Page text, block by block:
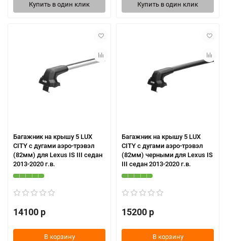
Купить в один клик Купить в один клик
Багажник на крышу 5 LUX
CITY с дугами аэро-трэвэл
(82мм) для Lexus IS III седан
2013-2020 г.в.
14100 р
В корзину
Багажник на крышу 5 LUX
CITY с дугами аэро-трэвэл
(82мм) черными для Lexus IS
III седан 2013-2020 г.в.
15200 р
В корзину